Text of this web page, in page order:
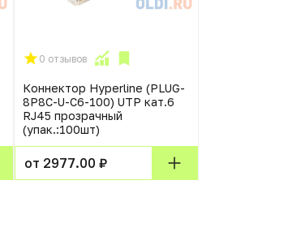
0 отзывов
Коннектор Hyperline (PLUG-
8P8C-U-C6-100) UTP кат.6
RJ45 прозрачный
(упак.:100шт)
от 2977.00 ₽